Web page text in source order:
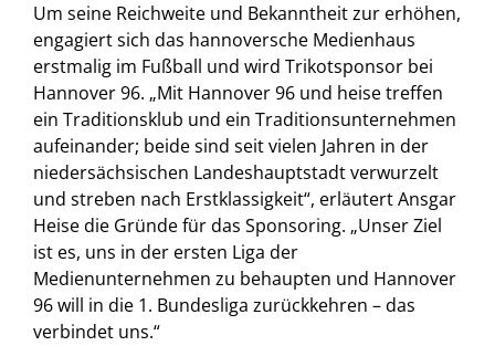
Um seine Reichweite und Bekanntheit zur erhöhen,
engagiert sich das hannoversche Medienhaus
erstmalig im Fußball und wird Trikotsponsor bei
Hannover 96. „Mit Hannover 96 und heise treffen
ein Traditionsklub und ein Traditionsunternehmen
aufeinander; beide sind seit vielen Jahren in der
niedersächsischen Landeshauptstadt verwurzelt
und streben nach Erstklassigkeit“, erläutert Ansgar
Heise die Gründe für das Sponsoring. „Unser Ziel
ist es, uns in der ersten Liga der
Medienunternehmen zu behaupten und Hannover
96 will in die 1. Bundesliga zurückkehren – das
verbindet uns.“